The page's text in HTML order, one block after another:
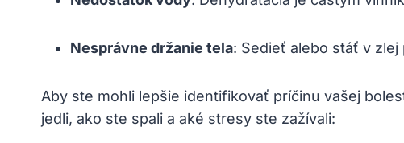
Nesprávne držanie tela: Sedieť alebo stáť v
Aby ste mohli lepšie identifikovať príčinu vašej
jedli, ako ste spali a aké stresy ste zažívali: